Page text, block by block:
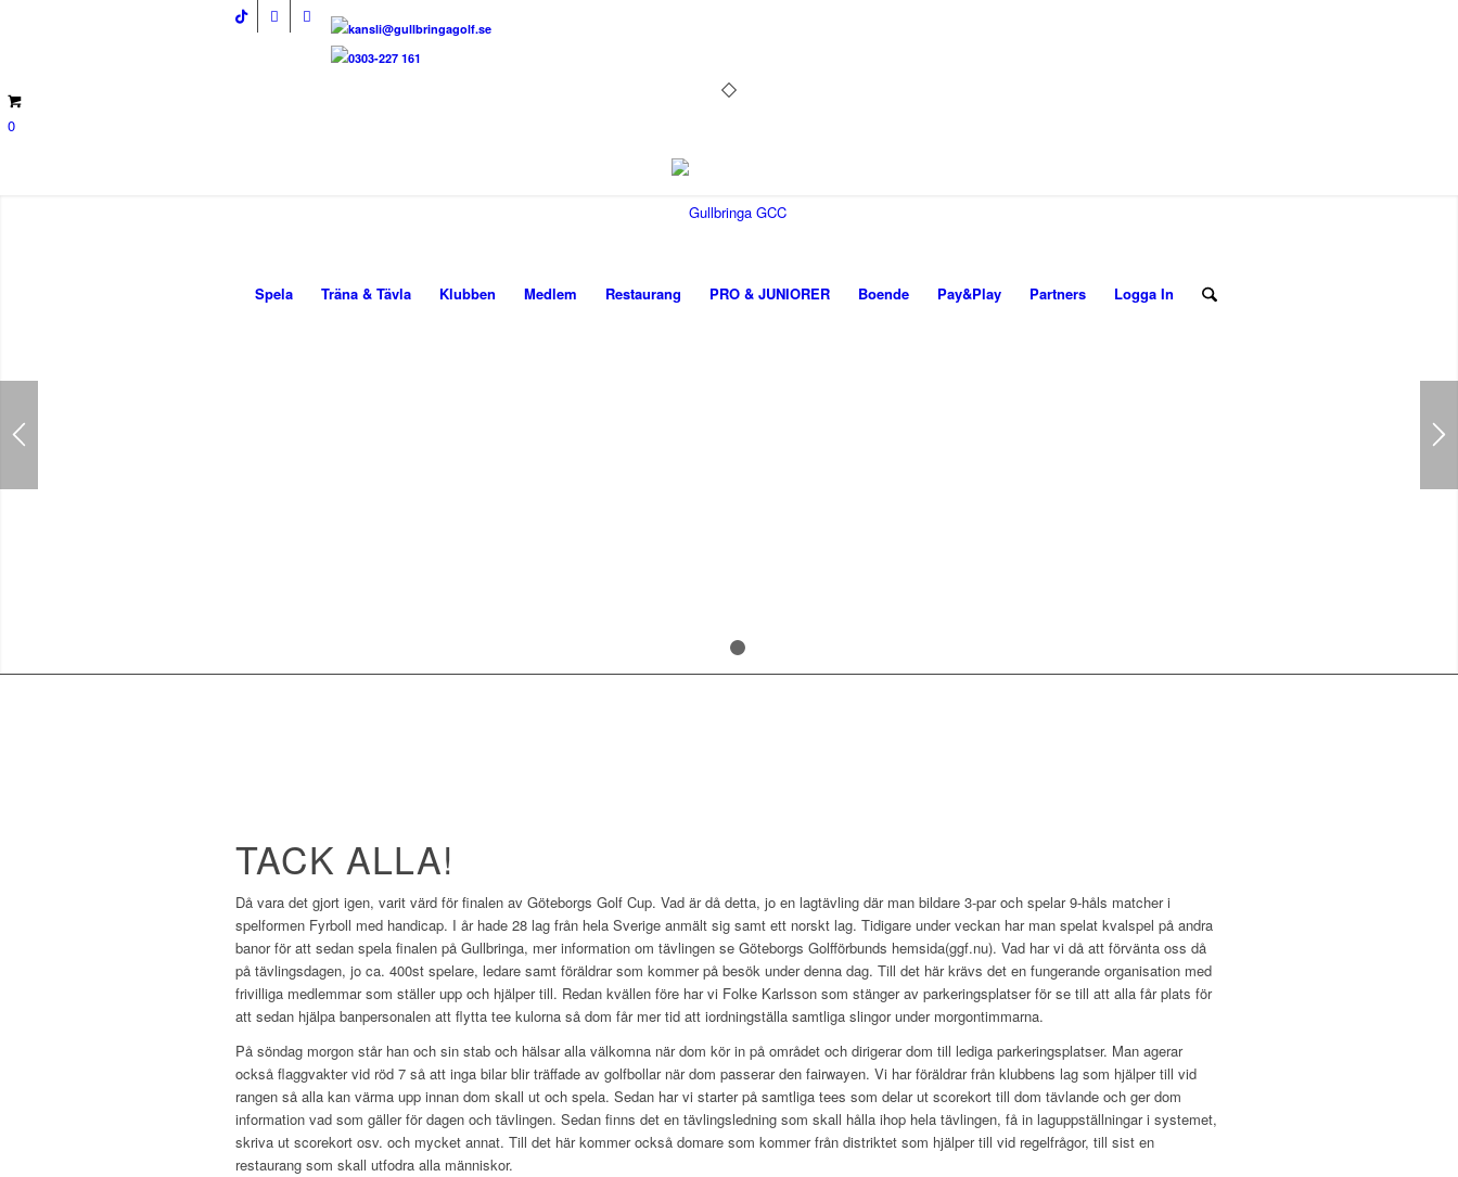
kansli@gullbringagolf.se
0303-227 161
0
Spela Träna & Tävla Klubben Medlem Restaurang PRO & JUNIORER Boende Pay&Play Partners Logga In
TACK ALLA!
Då vara det gjort igen, varit värd för finalen av Göteborgs Golf Cup. Vad är då detta, jo en lagtävling där man bildare 3-par och spelar 9-håls matcher i
spelformen Fyrboll med handicap. I år hade 28 lag från hela Sverige anmält sig samt ett norskt lag. Tidigare under veckan har man spelat kvalspel på andra
banor för att sedan spela finalen på Gullbringa, mer information om tävlingen se Göteborgs Golfförbunds hemsida(ggf.nu). Vad har vi då att förvänta oss då
på tävlingsdagen, jo ca. 400st spelare, ledare samt föräldrar som kommer på besök under denna dag. Till det här krävs det en fungerande organisation med
frivilliga medlemmar som ställer upp och hjälper till. Redan kvällen före har vi Folke Karlsson som stänger av parkeringsplatser för se till att alla får plats för
att sedan hjälpa banpersonalen att flytta tee kulorna så dom får mer tid att iordningställa samtliga slingor under morgontimmarna.
På söndag morgon står han och sin stab och hälsar alla välkomna när dom kör in på området och dirigerar dom till lediga parkeringsplatser. Man agerar
också flaggvakter vid röd 7 så att inga bilar blir träffade av golfbollar när dom passerar den fairwayen. Vi har föräldrar från klubbens lag som hjälper till vid
rangen så alla kan värma upp innan dom skall ut och spela. Sedan har vi starter på samtliga tees som delar ut scorekort till dom tävlande och ger dom
information vad som gäller för dagen och tävlingen. Sedan finns det en tävlingsledning som skall hålla ihop hela tävlingen, få in laguppställningar i systemet,
skriva ut scorekort osv. och mycket annat. Till det här kommer också domare som kommer från distriktet som hjälper till vid regelfrågor, till sist en
restaurang som skall utfodra alla människor.